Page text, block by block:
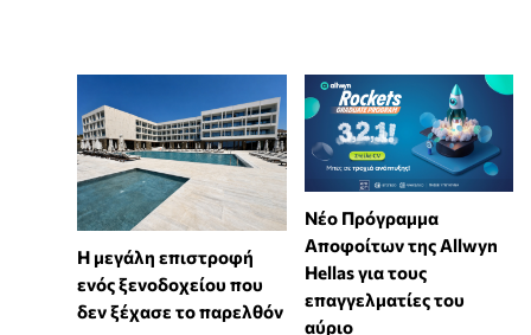
Η μεγάλη επιστροφή
ενός ξενοδοχείου που
δεν ξέχασε το παρελθόν
Νέο Πρόγραμμα
Αποφοίτων της Allwyn
Hellas για τους
επαγγελματίες του
αύριο